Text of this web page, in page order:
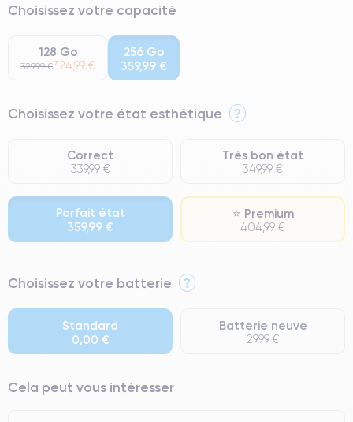
Choisissez votre capacité
128 Go
329,99 €324,99 €
256 Go
359,99 €
Choisissez votre état esthétique ?
Correct
339,99 €
Très bon état
349,99 €
Parfait état
359,99 €
⭐ Premium
404,99 €
⭐ Premium
● Batterie : usage intensif.
● Seuls 5% de nos téléphones ont un grade Premium.
Choisissez votre batterie ?
Standard
0,00 €
Batterie neuve
29,99 €
Cela peut vous intéresser